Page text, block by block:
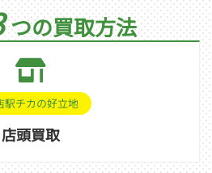
つの買取方法
駅チカの好立地
店頭買取